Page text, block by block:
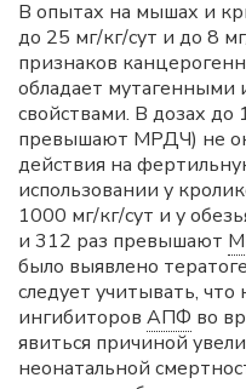
В опытах на мышах и
до 25 мг/кг/сут и до 8
признаков
обладает мутагенными
свойствами. В дозах до
превышают МРДЧ) не
действия на
использовании у
1000 мг/кг/сут и у
и 312 раз превышают
было выявлено
следует учитывать, что
ингибиторов АПФ во
явиться причиной
неонатальной